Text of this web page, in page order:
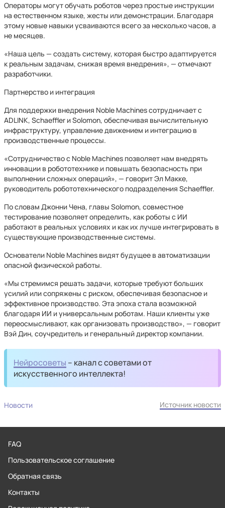
Операторы могут обучать роботов через простые инструкции
на естественном языке, жесты или демонстрации. Благодаря
этому новые навыки усваиваются всего за несколько часов, а
не месяцев.
«Наша цель — создать систему, которая быстро адаптируется
к реальным задачам, снижая время внедрения», — отмечают
разработчики.
Партнерство и интеграция
Для поддержки внедрения Noble Machines сотрудничает с
ADLINK, Schaeffler и Solomon, обеспечивая вычислительную
инфраструктуру, управление движением и интеграцию в
производственные процессы.
«Сотрудничество с Noble Machines позволяет нам внедрять
инновации в робототехнике и повышать безопасность при
выполнении сложных операций», — говорит Эл Макке,
руководитель робототехнического подразделения Schaeffler.
По словам Джонни Чена, главы Solomon, совместное
тестирование позволяет определить, как роботы с ИИ
работают в реальных условиях и как их лучше интегрировать в
существующие производственные системы.
Основатели Noble Machines видят будущее в автоматизации
опасной физической работы.
«Мы стремимся решать задачи, которые требуют больших
усилий или сопряжены с риском, обеспечивая безопасное и
эффективное производство. Эта эпоха стала возможной
благодаря ИИ и универсальным роботам. Наши клиенты уже
переосмысливают, как организовать производство», — говорит
Вэй Дин, соучредитель и генеральный директор компании.
Нейросоветы – канал с советами от
искусственного интеллекта!
Новости Источник новости
FAQ
Пользовательское соглашение
Обратная связь
Контакты